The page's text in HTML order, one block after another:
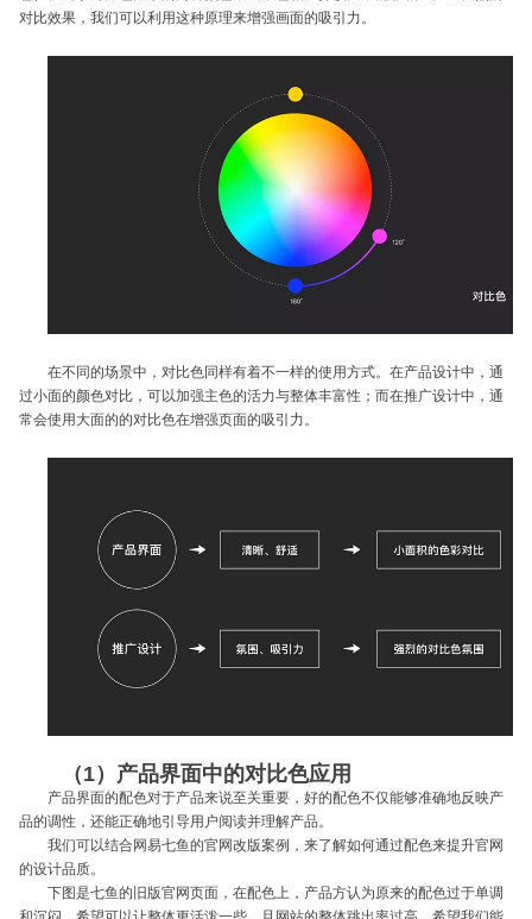
对比效果，我们可以利用这种原理来增强画面的吸引力。
在不同的场景中，对比色同样有着不一样的使用方式。在产品设计中，通
过小面的颜色对比，可以加强主色的活力与整体丰富性；而在推广设计中，通
常会使用大面的的对比色在增强页面的吸引力。
（1）产品界面中的对比色应用
产品界面的配色对于产品来说至关重要，好的配色不仅能够准确地反映产
品的调性，还能正确地引导用户阅读并理解产品。
我们可以结合网易七鱼的官网改版案例，来了解如何通过配色来提升官网
的设计品质。
下图是七鱼的旧版官网页面，在配色上，产品方认为原来的配色过于单调